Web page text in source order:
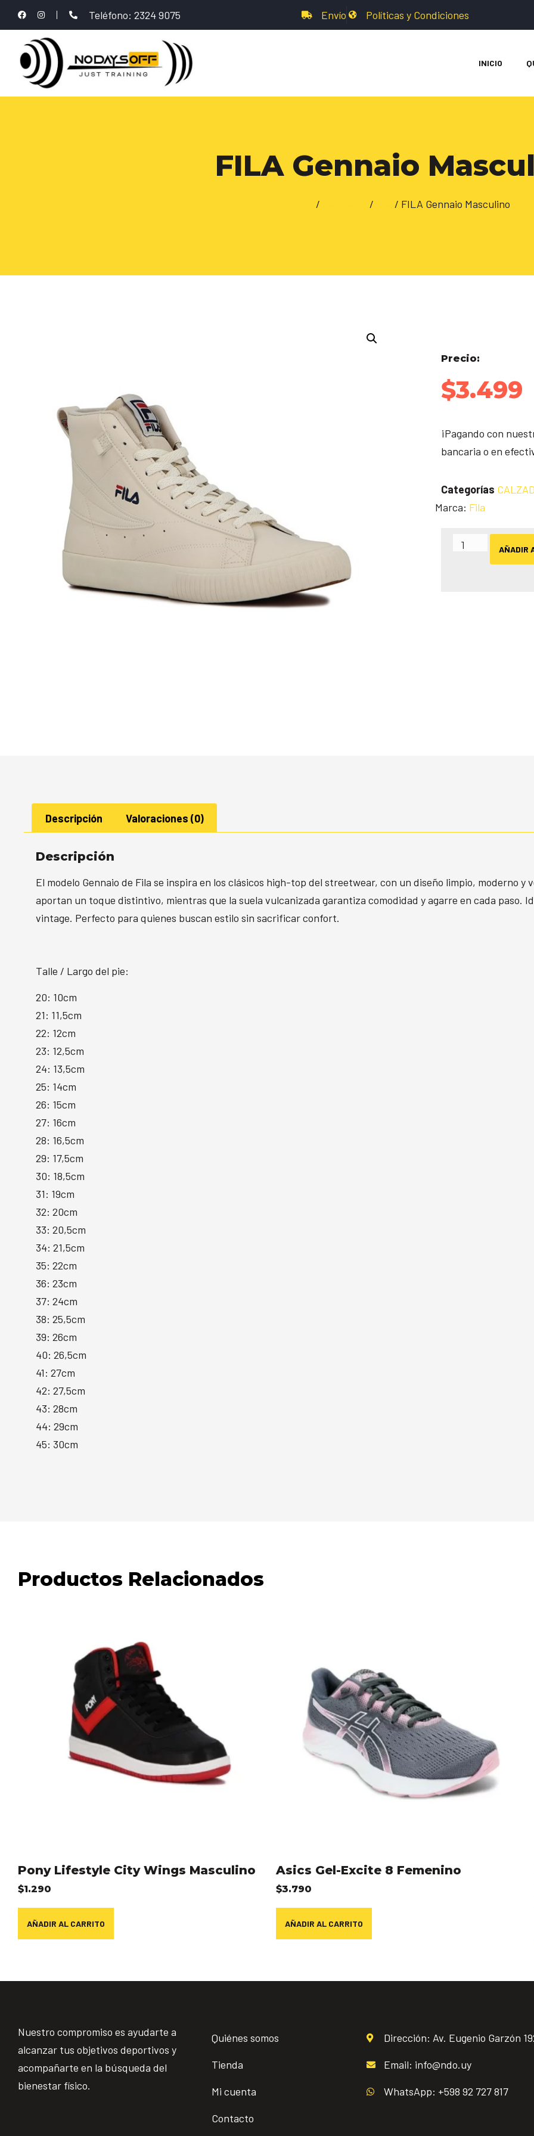
Teléfono: 2324 9075 Envío Políticas y Condiciones
INICIO
FILA Gennaio
/ / / FILA Gennaio Masculino
Precio:
$3.499
¡Pagando con
bancaria o en
Categorías
Marca: Fila
AÑADIR
Descripción Valoraciones (0)
Descripción
El modelo Gennaio de Fila se inspira en los clásicos high-top del streetwear, con un diseño limpio, moderno y
aportan un toque distintivo, mientras que la suela vulcanizada garantiza comodidad y agarre en cada paso.
vintage. Perfecto para quienes buscan estilo sin sacrificar confort.
Talle / Largo del pie:
20: 10cm
21: 11,5cm
22: 12cm
23: 12,5cm
24: 13,5cm
25: 14cm
26: 15cm
27: 16cm
28: 16,5cm
29: 17,5cm
30: 18,5cm
31: 19cm
32: 20cm
33: 20,5cm
34: 21,5cm
35: 22cm
36: 23cm
37: 24cm
38: 25,5cm
39: 26cm
40: 26,5cm
41: 27cm
42: 27,5cm
43: 28cm
44: 29cm
45: 30cm
Productos Relacionados
Pony Lifestyle City Wings Masculino
$1.290
AÑADIR AL CARRITO
Asics Gel-Excite 8 Femenino
$3.790
AÑADIR AL CARRITO
Nuestro compromiso es ayudarte a
alcanzar tus objetivos deportivos y
acompañarte en la búsqueda del
bienestar físico.
Quiénes somos
Tienda
Mi cuenta
Contacto
Dirección: Av. Eugenio Garzón
Email: info@ndo.uy
WhatsApp: +598 92 727 817